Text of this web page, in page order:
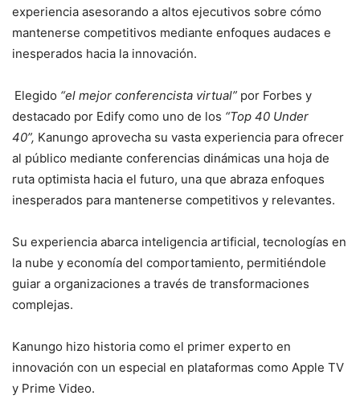
experiencia asesorando a altos ejecutivos sobre cómo
mantenerse competitivos mediante enfoques audaces e
inesperados hacia la innovación.
Elegido “el mejor conferencista virtual” por Forbes y
destacado por Edify como uno de los “Top 40 Under
40”, Kanungo aprovecha su vasta experiencia para ofrecer
al público mediante conferencias dinámicas una hoja de
ruta optimista hacia el futuro, una que abraza enfoques
inesperados para mantenerse competitivos y relevantes.
Su experiencia abarca inteligencia artificial, tecnologías en
la nube y economía del comportamiento, permitiéndole
guiar a organizaciones a través de transformaciones
complejas.
Kanungo hizo historia como el primer experto en
innovación con un especial en plataformas como Apple TV
y Prime Video.